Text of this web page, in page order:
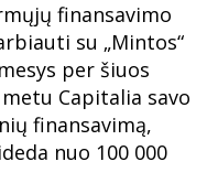
finansavimo
su „Mintos“
per šiuos
Capitalia savo
finansavimą,
nuo 100 000